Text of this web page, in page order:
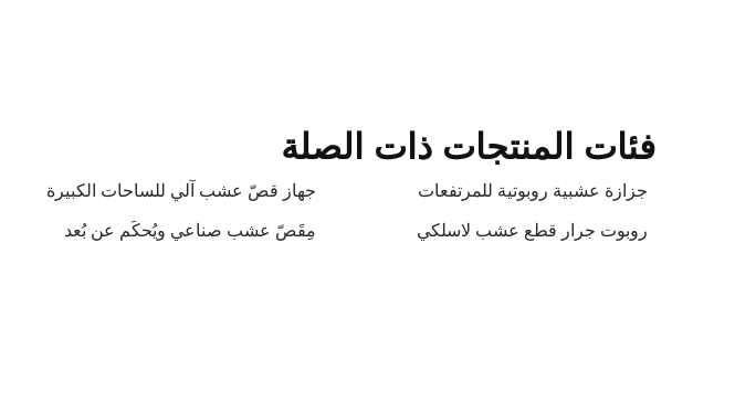
فئات المنتجات ذات الصلة
جزازة عشبية روبوتية للمرتفعات جهاز قصّ عشب آلي للساحات الكبيرة
روبوت جرار قطع عشب لاسلكي
مِقَصّ عشب صناعي ويُحكَم عن بُعد